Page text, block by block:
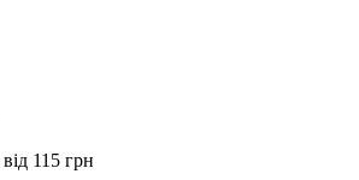
115 грн